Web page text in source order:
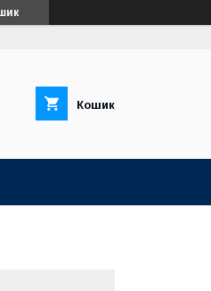
Кошик